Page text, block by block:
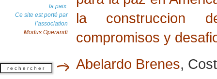
la paix.
Ce site est porté par
l’association
Modus Operandi
la construccion
compromisos y
Abelardo Brenes,